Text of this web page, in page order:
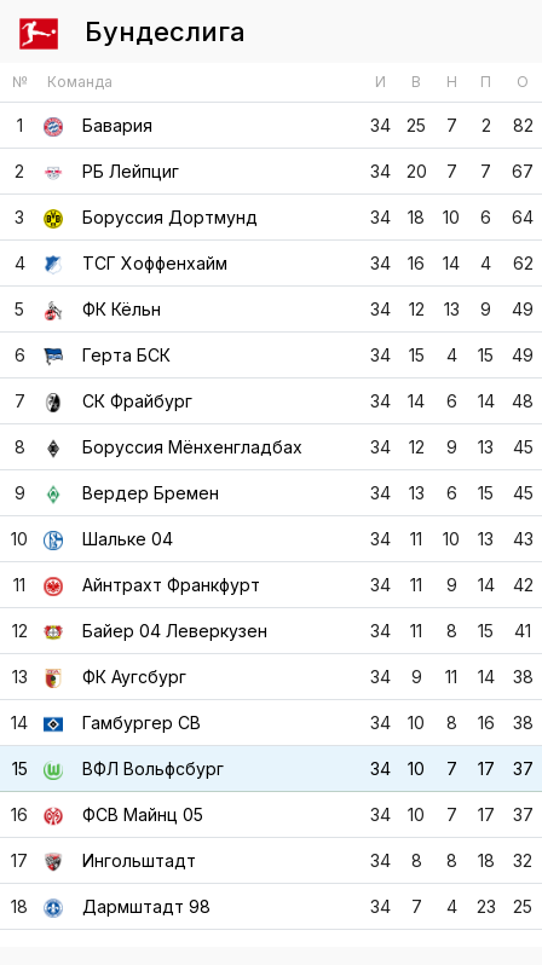
Бундеслига
№ Команда И В Н П О
1 Бавария 34 25 7 2 82
2 РБ Лейпциг 34 20 7 7 67
3 Боруссия Дортмунд 34 18 10 6 64
4 ТСГ Хоффенхайм 34 16 14 4 62
5 ФК Кёльн 34 12 13 9 49
6 Герта БСК 34 15 4 15 49
7 СК Фрайбург 34 14 6 14 48
8 Боруссия Мёнхенгладбах 34 12 9 13 45
9 Вердер Бремен 34 13 6 15 45
10 Шальке 04 34 11 10 13 43
11 Айнтрахт Франкфурт 34 11 9 14 42
12 Байер 04 Леверкузен 34 11 8 15 41
13 ФК Аугсбург 34 9 11 14 38
14 Гамбургер СВ 34 10 8 16 38
15 ВФЛ Вольфсбург 34 10 7 17 37
16 ФСВ Майнц 05 34 10 7 17 37
17 Ингольштадт 34 8 8 18 32
18 Дармштадт 98 34 7 4 23 25